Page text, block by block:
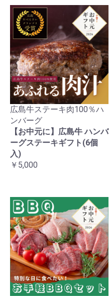
広島牛ステーキ肉100％ハ
ンバーグ
【お中元に】広島牛 ハンバ
ーグステーキギフト(6個
入)
￥5,000